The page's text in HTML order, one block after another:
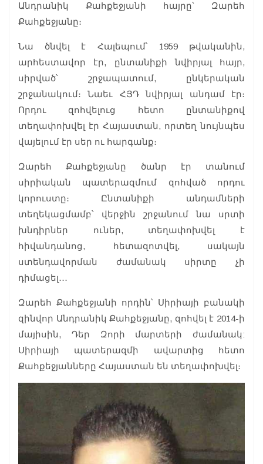
Անդրանիկ Քահքեջյանի հայրը՝ Զարեհ
Քահքեջյանը։
Նա ծնվել է Հալեպում՝ 1959 թվականին,
արհեստավոր էր, ընտանիքի նվիրյալ հայր,
սիրված՝ շրջապատում, ընկերական
շրջանակում։ Նաեւ ՀՅԴ նվիրյալ անդամ էր։
Որդու զոհվելուց հետո ընտանիքով
տեղափոխվել էր Հայաստան, որտեղ նույնպես
վայելում էր սեր ու հարգանք։
Զարեհ Քահքեջյանը ծանր էր տանում
սիրիական պատերազմում զոհված որդու
կորուստը։ Ընտանիքի անդամների
տեղեկացմամբ՝ վերջին շրջանում նա սրտի
խնդիրներ ուներ, տեղափոխվել է
հիվանդանոց, հետազոտվել, սակայն
ստենդավորման ժամանակ սիրտը չի
դիմացել․․․
Զարեհ Քահքեջյանի որդին՝ Սիրիայի բանակի
զինվոր Անդրանիկ Քահքեջյանը, զոհվել է 2014-ի
մայիսին, Դեր Զորի մարտերի ժամանակ:
Սիրիայի պատերազմի ավարտից հետո
Քահքեջյանները Հայաստան են տեղափոխվել։